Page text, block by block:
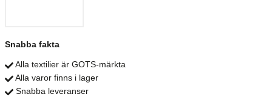
Snabba fakta
Alla textilier är GOTS-märkta
Alla varor finns i lager
Snabba leveranser